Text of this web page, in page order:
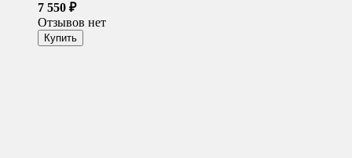
7 550 ₽
Отзывов нет